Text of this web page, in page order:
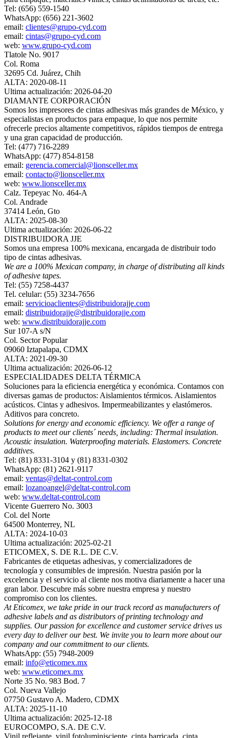
Tel: (656) 559-1540
WhatsApp: (656) 221-3602
email: clientes@grupo-cyd.com
email: cintas@grupo-cyd.com
web: www.grupo-cyd.com
Tlatole No. 9017
Col. Roma
32695 Cd. Juárez, Chih
ALTA: 2020-08-11
Ultima actualización: 2026-04-20
DIAMANTE CORPORACIÓN
Somos los impresores de cintas adhesivas más grandes de México, y
especialistas en productos para empaque, lo que nos permite
ofrecerle precios altamente competitivos, rápidos tiempos de entrega
y una gran capacidad de producción.
Tel: (477) 716-2289
WhatsApp: (477) 854-8158
email: gerencia.comercial@lionsceller.mx
email: contacto@lionsceller.mx
web: www.lionsceller.mx
Calz. Tepeyac No. 464-A
Col. Andrade
37414 León, Gto
ALTA: 2025-08-30
Ultima actualización: 2026-06-22
DISTRIBUIDORA JJE
Somos una empresa 100% mexicana, encargada de distribuir todo
tipo de cintas adhesivas.
We are a 100% Mexican company, in charge of distributing all kinds
of adhesive tapes.
Tel: (55) 7258-4437
Tel. celular: (55) 3234-7656
email: servicioaclientes@distribuidorajje.com
email: distribuidorajje@distribuidorajje.com
web: www.distribuidorajje.com
Sur 107‐A s/N
Col. Sector Popular
09060 Iztapalapa, CDMX
ALTA: 2021-09-30
Ultima actualización: 2026-06-12
ESPECIALIDADES DELTA TÉRMICA
Soluciones para la eficiencia energética y económica. Contamos con
diversas gamas de productos: Aislamientos térmicos. Aislamientos
acústicos. Cintas y adhesivos. Impermeabilizantes y elastómeros.
Aditivos para concreto.
Solutions for energy and economic efficiency. We offer a range of
products to meet our clients´ needs, including: Thermal insulation.
Acoustic insulation. Waterproofing materials. Elastomers. Concrete
additives.
Tel: (81) 8331-3104 y (81) 8331-0302
WhatsApp: (81) 2621-9117
email: ventas@deltat-control.com
email: lozanoangel@deltat-control.com
web: www.deltat-control.com
Vicente Guerrero No. 3003
Col. del Norte
64500 Monterrey, NL
ALTA: 2024-10-03
Ultima actualización: 2025-02-21
ETICOMEX, S. DE R.L. DE C.V.
Fabricantes de etiquetas adhesivas, y comercializadores de
tecnología y consumibles de impresión. Nuestra pasión por la
excelencia y el servicio al cliente nos motiva diariamente a hacer una
gran labor. Descubre más sobre nuestra empresa y nuestro
compromiso con los clientes.
At Eticomex, we take pride in our track record as manufacturers of
adhesive labels and as distributors of printing technology and
supplies. Our passion for excellence and customer service drives us
every day to deliver our best. We invite you to learn more about our
company and our commitment to our clients.
WhatsApp: (55) 7948-2009
email: info@eticomex.mx
web: www.eticomex.mx
Norte 35 No. 983 Bod. 7
Col. Nueva Vallejo
07750 Gustavo A. Madero, CDMX
ALTA: 2025-11-10
Ultima actualización: 2025-12-18
EUROCOMPO, S.A. DE C.V.
Vinil reflejante, vinil fotoluminisciente, cinta barricada, cinta